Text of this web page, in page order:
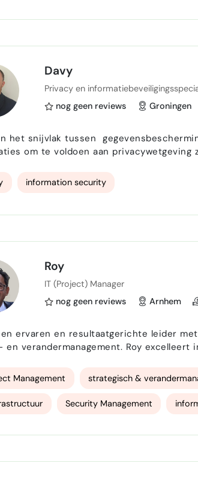
Davy
Privacy en
nog geen reviews
Groningen
het snijvlak tussen
om te voldoen aan privacywetgeving
compliance, data governance,
information security
Roy
IT (Project) Manager
nog geen reviews
Arnhem
ervaren en resultaatgerichte leider
Roy excelleert in het managen van complexe veranderingen, coaching van teams
Management strategisch &
Security Management